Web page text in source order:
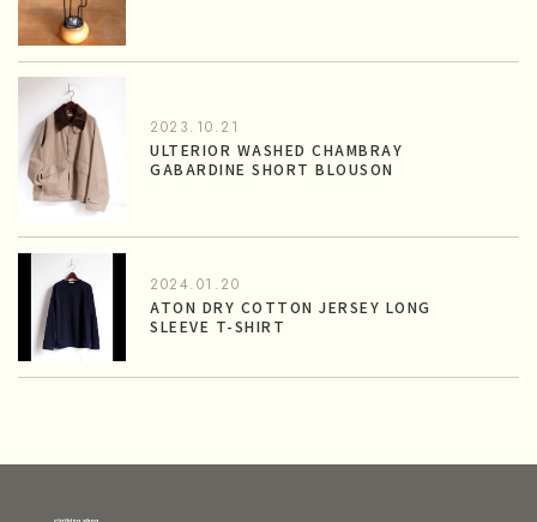
2023.10.21
ULTERIOR WASHED CHAMBRAY
GABARDINE SHORT BLOUSON
2024.01.20
ATON DRY COTTON JERSEY LONG
SLEEVE T-SHIRT